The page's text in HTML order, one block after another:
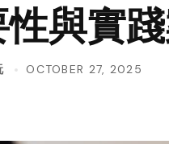
與實
OCTOBER 27, 2025